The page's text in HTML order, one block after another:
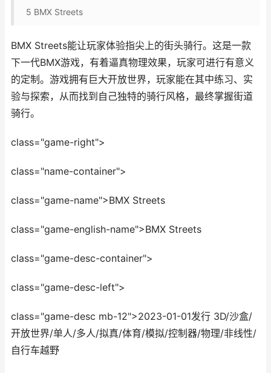
5 BMX Streets
BMX Streets能让玩家体验指尖上的街头骑行。这是一款
下一代BMX游戏，有着逼真物理效果，玩家可进行有意义
的定制。游戏拥有巨大开放世界，玩家能在其中练习、实
验与探索，从而找到自己独特的骑行风格，最终掌握街道
骑行。
class="game-right">
class="name-container">
class="game-name">BMX Streets
class="game-english-name">BMX Streets
class="game-desc-container">
class="game-desc-left">
class="game-desc mb-12">2023-01-01发行 3D/沙盒/
开放世界/单人/多人/拟真/体育/模拟/控制器/物理/非线性/
自行车越野